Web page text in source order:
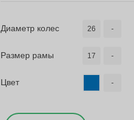
Диаметр колес 26 -
Размер рамы 17 -
Цвет -